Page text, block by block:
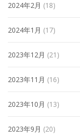
2024年2月 (18)
2024年1月 (17)
2023年12月 (21)
2023年11月 (16)
2023年10月 (13)
2023年9月 (20)